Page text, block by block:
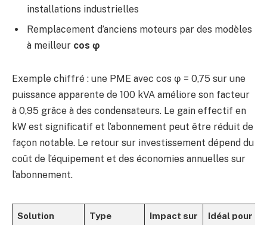
installations industrielles
Remplacement d’anciens moteurs par des modèles
à meilleur cos φ
Exemple chiffré : une PME avec cos φ = 0,75 sur une
puissance apparente de 100 kVA améliore son facteur
à 0,95 grâce à des condensateurs. Le gain effectif en
kW est significatif et l’abonnement peut être réduit de
façon notable. Le retour sur investissement dépend du
coût de l’équipement et des économies annuelles sur
l’abonnement.
Solution Type
Impact sur
Idéal pour